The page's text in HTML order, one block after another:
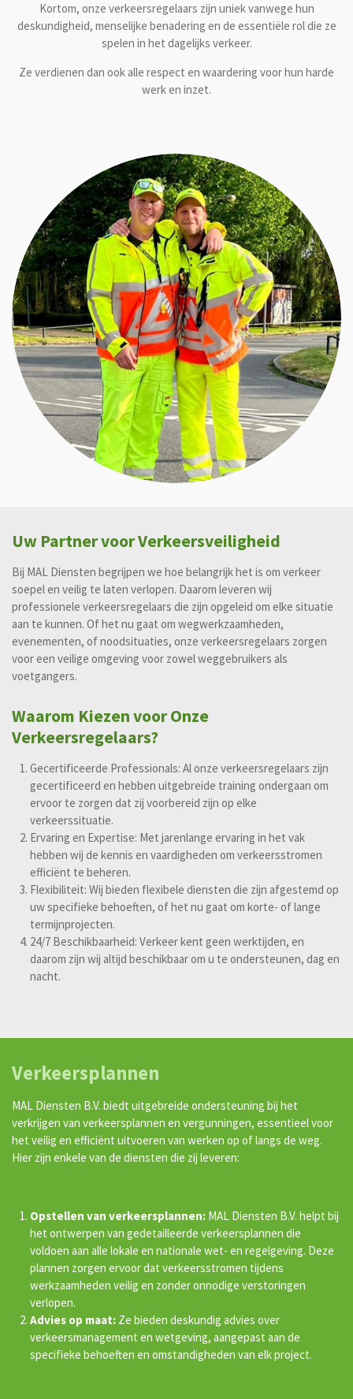
Kortom, onze verkeersregelaars zijn uniek vanwege hun
deskundigheid, menselijke benadering en de essentiële rol die ze
spelen in het dagelijks verkeer.
Ze verdienen dan ook alle respect en waardering voor hun harde
werk en inzet.
Uw Partner voor Verkeersveiligheid
Bij MAL Diensten begrijpen we hoe belangrijk het is om verkeer
soepel en veilig te laten verlopen. Daarom leveren wij
professionele verkeersregelaars die zijn opgeleid om elke situatie
aan te kunnen. Of het nu gaat om wegwerkzaamheden,
evenementen, of noodsituaties, onze verkeersregelaars zorgen
voor een veilige omgeving voor zowel weggebruikers als
voetgangers.
Waarom Kiezen voor Onze
Verkeersregelaars?
Gecertificeerde Professionals: Al onze verkeersregelaars zijn
gecertificeerd en hebben uitgebreide training ondergaan om
ervoor te zorgen dat zij voorbereid zijn op elke
verkeerssituatie.
Ervaring en Expertise: Met jarenlange ervaring in het vak
hebben wij de kennis en vaardigheden om verkeersstromen
efficiënt te beheren.
Flexibiliteit: Wij bieden flexibele diensten die zijn afgestemd op
uw specifieke behoeften, of het nu gaat om korte- of lange
termijnprojecten.
24/7 Beschikbaarheid: Verkeer kent geen werktijden, en
daarom zijn wij altijd beschikbaar om u te ondersteunen, dag en
nacht.
Verkeersplannen
MAL Diensten B.V. biedt uitgebreide ondersteuning bij het
verkrijgen van verkeersplannen en vergunningen, essentieel voor
het veilig en efficiënt uitvoeren van werken op of langs de weg.
Hier zijn enkele van de diensten die zij leveren:
Opstellen van verkeersplannen:MAL Diensten B.V. helpt bij
het ontwerpen van gedetailleerde verkeersplannen die
voldoen aan alle lokale en nationale wet- en regelgeving. Deze
plannen zorgen ervoor dat verkeersstromen tijdens
werkzaamheden veilig en zonder onnodige verstoringen
verlopen.
Advies op maat:Ze bieden deskundig advies over
verkeersmanagement en wetgeving, aangepast aan de
specifieke behoeften en omstandigheden van elk project.